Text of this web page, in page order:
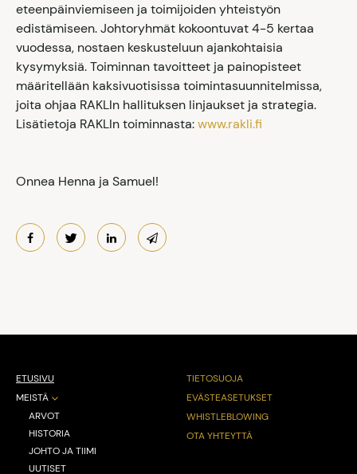
eteenpäinviemiseen ja toimijoiden yhteistyön
edistämiseen. Johtoryhmät kokoontuvat 4-5 kertaa
vuodessa, nostaen keskusteluun ajankohtaisia
kysymyksiä. Toiminnan tavoitteet ja painopisteet
määritellään kaksivuotisissa toimintasuunnitelmissa,
joita ohjaa RAKLIn hallituksen linjaukset ja strategia.
Lisätietoja RAKLIn toiminnasta:www.rakli.fi
Onnea Henna ja Samuel!
ETUSIVU
MEISTÄ
ARVOT
HISTORIA
JOHTO JA TIIMI
UUTISET
TIETOSUOJA
EVÄSTEASETUKSET
WHISTLEBLOWING
OTA YHTEYTTÄ